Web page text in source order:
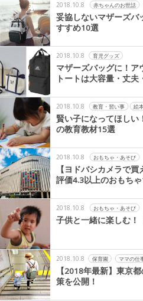
2018.10.8 赤ちゃんのお世話
妥協しないマザーズバ
すすめ10選
2018.10.8 育児グッズ
マザーズバッグに！ア
トートは大容量・丈夫
2018.10.8 教育・習い事 絵
賢い子になってほしい
の教育教材15選
2018.10.8 おもちゃ・あそび
【ヨドバシカメラで
評価4.3以上のおもち
2018.10.8 おもちゃ・あそび
子供と一緒に楽しむ！
2018.10.8 保育園 ママの仕
【2018年最新】東京
策を公開！